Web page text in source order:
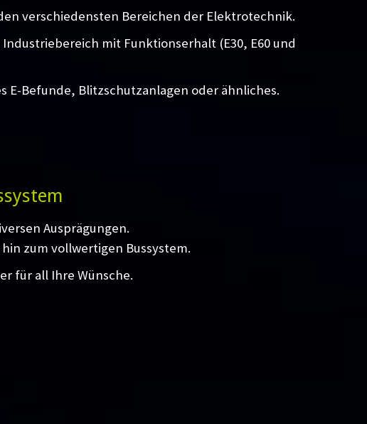
verschiedensten Bereichen der Elektrotechnik.
mit Funktionserhalt (E30, E60 und
E-Befunde, Blitzschutzanlagen oder ähnliches.
Ausprägungen.
zum vollwertigen Bussystem.
für all Ihre Wünsche.